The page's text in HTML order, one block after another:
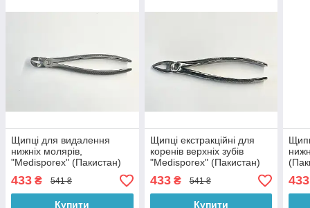
Щипці для видалення
нижніх молярів,
"Medisporex" (Пакистан)
433 ₴ 541 ₴
Купити
Щипці екстракційні для
коренів верхніх зубів
"Medisporex" (Пакистан)
433₴ 541 ₴
Купити
433